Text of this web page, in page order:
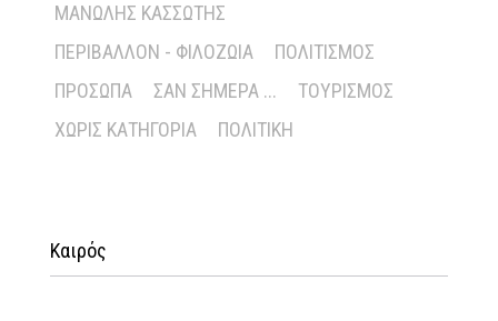
ΜΑΝΏΛΗΣ ΚΑΣΣΏΤΗΣ
ΠΕΡΙΒΆΛΛΟΝ - ΦΙΛΟΖΩΊΑ
ΠΟΛΙΤΙΣΜΌΣ
ΠΡΌΣΩΠΑ
ΣΑΝ ΣΉΜΕΡΑ ...
ΤΟΥΡΙΣΜΌΣ
ΧΩΡΊΣ ΚΑΤΗΓΟΡΊΑ
ΠΟΛΙΤΙΚΉ
Καιρός